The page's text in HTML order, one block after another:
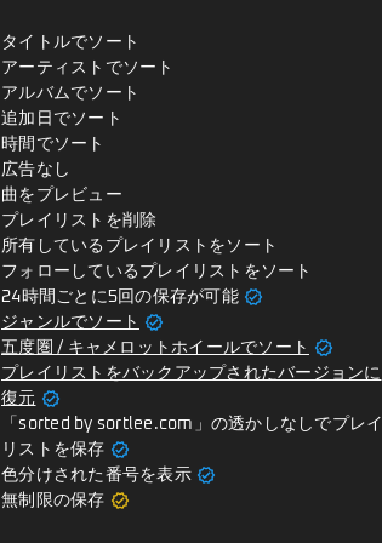
タイトルでソート
アーティストでソート
アルバムでソート
追加日でソート
時間でソート
広告なし
曲をプレビュー
プレイリストを削除
所有しているプレイリストをソート
フォローしているプレイリストをソート
24時間ごとに5回の保存が可能 verified
ジャンルでソート verified
五度圏 / キャメロットホイールでソート verified
プレイリストをバックアップされたバージョンに
復元 verified
「sorted by sortlee.com」の透かしなしでプレイ
リストを保存 verified
色分けされた番号を表示 verified
無制限の保存 verified